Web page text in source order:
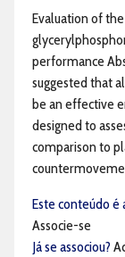
Evaluation of
performance
suggested that
be an effective
designed to
comparison to
Este conteúdo é
Associe-se
Já se associou?